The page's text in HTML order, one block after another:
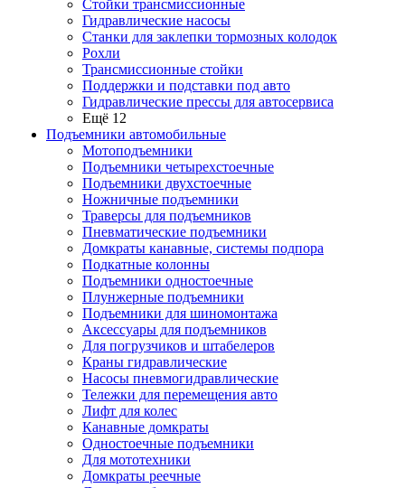
Стойки трансмиссионные
Гидравлические насосы
Cтанки для заклепки тормозных колодок
Рохли
Трансмиссионные стойки
Поддержки и подставки под авто
Гидравлические прессы для автосервиса
Ещё 12
Подъемники автомобильные
Мотоподъемники
Подъемники четырехстоечные
Подъемники двухстоечные
Ножничные подъемники
Траверсы для подъемников
Пневматические подъемники
Домкраты канавные, системы подпора
Подкатные колонны
Подъемники одностоечные
Плунжерные подъемники
Подъемники для шиномонтажа
Аксессуары для подъемников
Для погрузчиков и штабелеров
Краны гидравлические
Насосы пневмогидравлические
Тележки для перемещения авто
Лифт для колес
Канавные домкраты
Одностоечные подъемники
Для мототехники
Домкраты реечные